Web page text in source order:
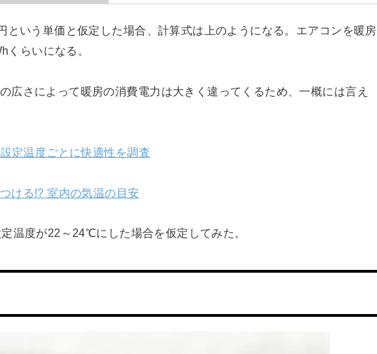
という単価と仮定した場合、計算式は上のようになる。エアコンを暖房
くらいになる。
広さによって暖房の消費電力は大きく違ってくるため、一概には言え
定温度ごとに快適性を調査
ける!? 室内の気温の目安
温度が22～24℃にした場合を仮定してみた。